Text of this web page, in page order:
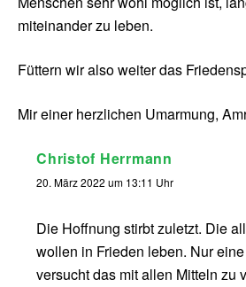
miteinander zu leben.
Füttern wir also weiter das
Mir einer herzlichen Umarmung,
Christof Herrmann
20. März 2022 um 13:11 Uhr
Die Hoffnung stirbt zuletzt. Die
wollen in Frieden leben. Nur
versucht das mit allen Mitteln zu